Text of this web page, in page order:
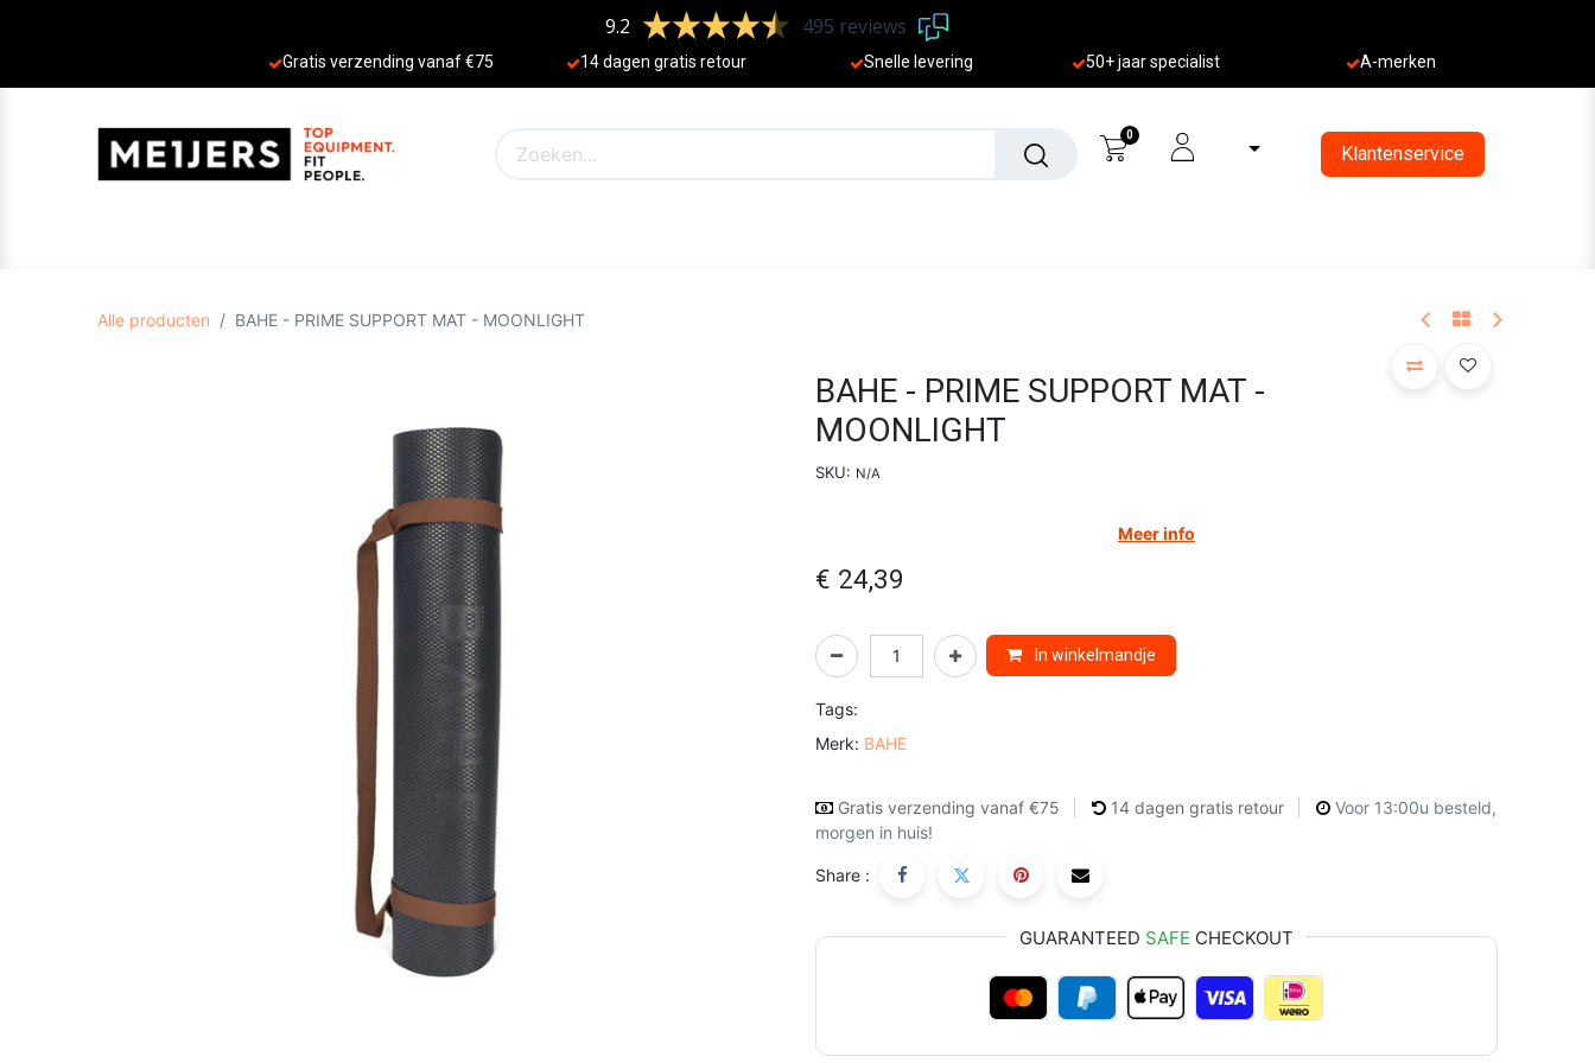
9.2 495 reviews
Gratis verzending vanaf €75 14 dagen gratis retour Sne lle levering 50+ jaar specialist A-merken
0
Klantenservice
Alle producten BAHE - PRIME SUPPORT MAT - MOONLIGHT
BAHE - PRIME SUPPORT MAT -
MOONLIGHT
SKU: N/A
Meer info
€ 24,39
In winkelmandje
Tags:
Merk: BAHE
Gratis verzending vanaf €75 14 dagen gratis retour
Voor 13:00u besteld,
morgen in huis!
Share :
GUARANTEED SAFE CHECKOUT